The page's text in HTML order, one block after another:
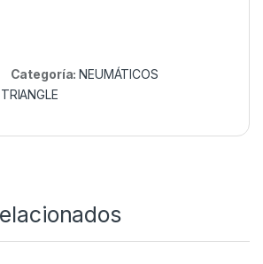
Categoría:NEUMÁTICOS
TRIANGLE